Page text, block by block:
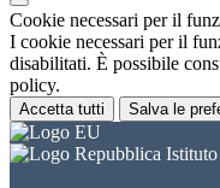
Cookie necessari per il
I cookie necessari per il
disabilitati. È possibile
policy.
Accetta tutti Salva le
Istituto